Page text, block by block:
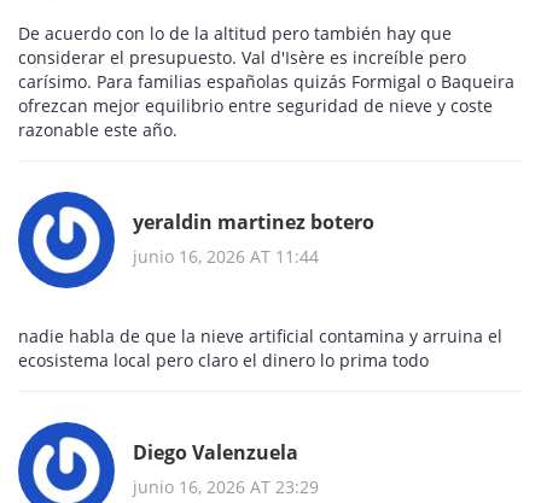
De acuerdo con lo de la altitud pero también hay que
considerar el presupuesto. Val d'Isère es increíble pero
carísimo. Para familias españolas quizás Formigal o Baqueira
ofrezcan mejor equilibrio entre seguridad de nieve y coste
razonable este año.
yeraldin martinez botero
junio 16, 2026 AT 11:44
nadie habla de que la nieve artificial contamina y arruina el
ecosistema local pero claro el dinero lo prima todo
Diego Valenzuela
junio 16, 2026 AT 23:29